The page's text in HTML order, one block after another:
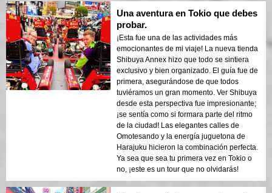
Una aventura en Tokio que debes
probar.
¡Esta fue una de las actividades más
emocionantes de mi viaje! La nueva tienda
Shibuya Annex hizo que todo se sintiera
exclusivo y bien organizado. El guía fue de
primera, asegurándose de que todos
tuviéramos un gran momento. Ver Shibuya
desde esta perspectiva fue impresionante;
¡se sentía como si formara parte del ritmo
de la ciudad! Las elegantes calles de
Omotesando y la energía juguetona de
Harajuku hicieron la combinación perfecta.
Ya sea que sea tu primera vez en Tokio o
no, ¡este es un tour que no olvidarás!